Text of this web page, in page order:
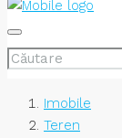
Imobile
Teren